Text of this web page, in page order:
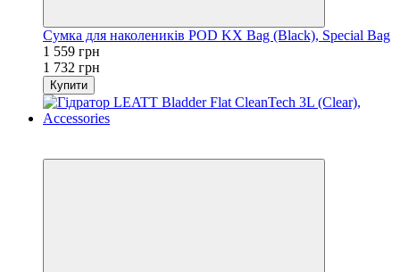
Сумка для наколеникiв POD KX Bag (Black), Special Bag
1 559 грн
1 732 грн
Купити